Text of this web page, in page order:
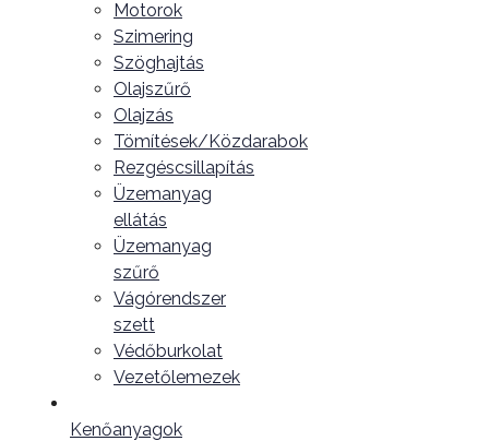
Motorok
Szimering
Szöghajtás
Olajszűrő
Olajzás
Tömítések/Közdarabok
Rezgéscsillapítás
Üzemanyag
ellátás
Üzemanyag
szűrő
Vágórendszer
szett
Védőburkolat
Vezetőlemezek
Kenőanyagok